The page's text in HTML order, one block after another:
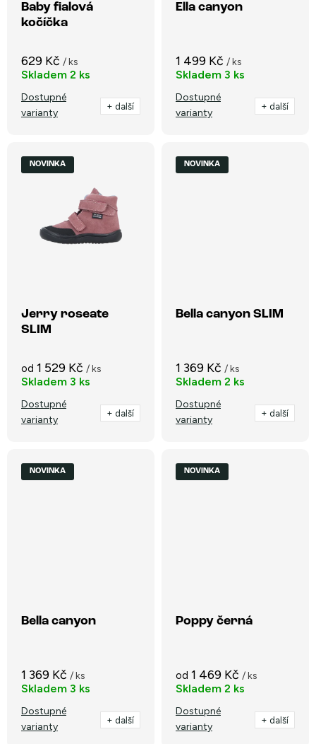
Baby fialová
kočíčka
629 Kč / ks
Skladem 2 ks
Dostupné
varianty
+ další
Ella canyon
1 499 Kč / ks
Skladem 3 ks
Dostupné
varianty
+ další
NOVINKA
Jerry roseate
SLIM
od 1 529 Kč / ks
Skladem 3 ks
Dostupné
varianty
+ další
NOVINKA
Bella canyon SLIM
1 369 Kč / ks
Skladem 2 ks
Dostupné
varianty
+ další
NOVINKA
Bella canyon
1 369 Kč / ks
Skladem 3 ks
Dostupné
varianty
+ další
NOVINKA
Poppy černá
od 1 469 Kč / ks
Skladem 2 ks
Dostupné
varianty
+ další